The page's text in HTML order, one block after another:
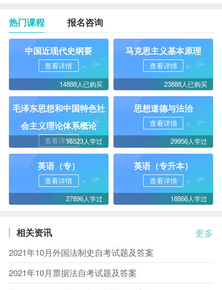
热门课程 报名咨询
中国近现代史纲要
查看详情
14888人已购买
马克思主义基本原理
查看详情
23888人已购买
毛泽东思想和中国特色社
会主义理论体系概论
查看详情16523人学过
思想道德与法治
查看详情
29956人学过
英语（专）
查看详情
27896人学过
英语（专升本）
查看详情
18866人学过
更多
相关资讯
2021年10月外国法制史自考试题及答案
2021年10月票据法自考试题及答案